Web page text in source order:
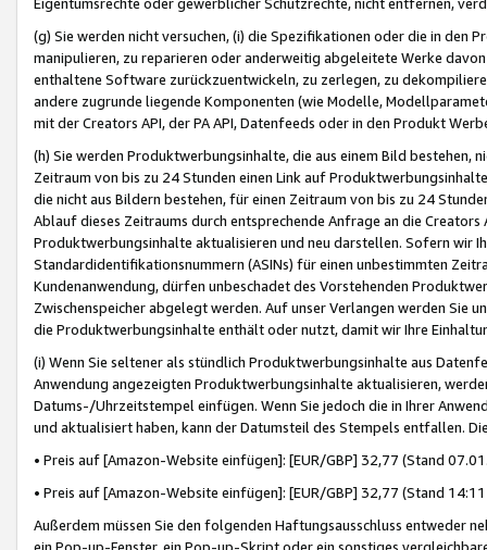
(g) Sie werden nicht versuchen, (i) die Spezifikationen oder die in
manipulieren, zu reparieren oder anderweitig abgeleitete Werke
enthaltene Software zurückzuentwickeln, zu zerlegen, zu
andere zugrunde liegende Komponenten (wie Modelle,
mit der Creators API, der PA API, Datenfeeds oder in den Produkt
(h) Sie werden Produktwerbungsinhalte, die aus einem Bild bestehen,
Zeitraum von bis zu 24 Stunden einen Link auf
die nicht aus Bildern bestehen, für einen Zeitraum von bis zu 24
Ablauf dieses Zeitraums durch entsprechende Anfrage an die
Produktwerbungsinhalte aktualisieren und neu darstellen. Sofern wir
Standardidentifikationsnummern (ASINs) für einen unbestimmten
Kundenanwendung, dürfen unbeschadet des Vorstehenden
Zwischenspeicher abgelegt werden. Auf unser Verlangen werden Sie
die Produktwerbungsinhalte enthält oder nutzt, damit wir Ihre
(i) Wenn Sie seltener als stündlich Produktwerbungsinhalte aus
Anwendung angezeigten Produktwerbungsinhalte aktualisieren,
Datums-/Uhrzeitstempel einfügen. Wenn Sie jedoch die in Ihrer
und aktualisiert haben, kann der Datumsteil des Stempels entfallen.
• Preis auf [Amazon-Website einfügen]: [EUR/GBP] 32,77 (Stand
• Preis auf [Amazon-Website einfügen]: [EUR/GBP] 32,77 (Stand
Außerdem müssen Sie den folgenden Haftungsausschluss entweder
ein Pop-up-Fenster, ein Pop-up-Skript oder ein sonstiges